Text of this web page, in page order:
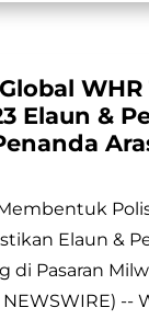
WHR
Elaun &
Elaun &
di Pasaran
NEWSWIRE) --